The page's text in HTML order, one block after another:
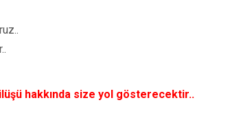
hakkında size yol gösterecektir..